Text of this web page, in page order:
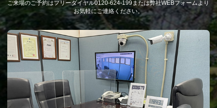
ご来場のご予約はフリーダイヤル0120-624-199または弊社WEBフォームより
お気軽にご連絡ください。